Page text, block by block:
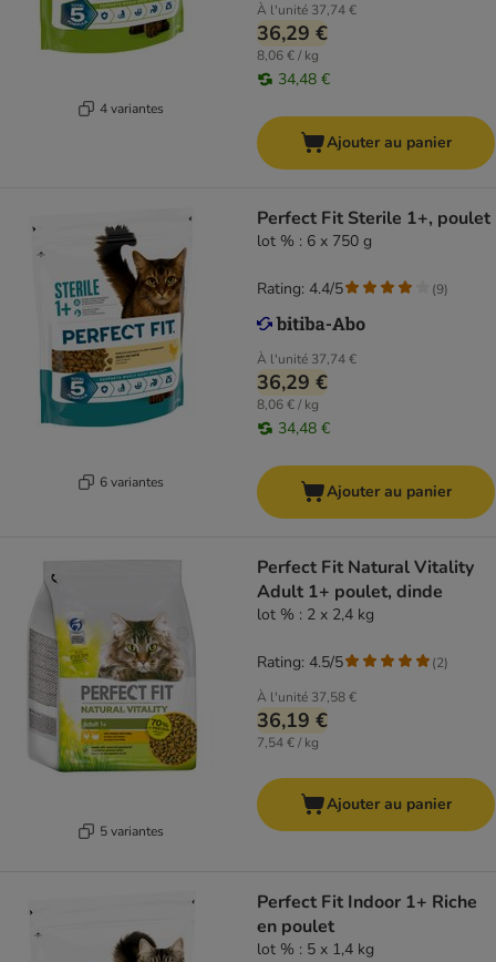
4 variantes
À l'unité 37,74 €
36,29 €
8,06 € / kg
34,48 €
Ajouter au panier
6 variantes
Perfect Fit Sterile 1+, poulet
lot % : 6 x 750 g
À l'unité 37,74 €
36,29 €
8,06 € / kg
34,48 €
Rating: 4.4/5 (9)
Ajouter au panier
5 variantes
Perfect Fit Natural Vitality
Adult 1+ poulet, dinde
lot % : 2 x 2,4 kg
À l'unité 37,58 €
36,19 €
7,54 € / kg
Rating: 4.5/5 (2)
Ajouter au panier
Perfect Fit Indoor 1+ Riche
en poulet
lot % : 5 x 1,4 kg